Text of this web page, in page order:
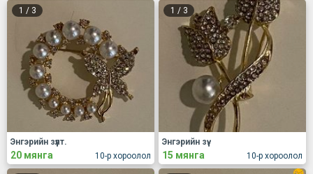
1 / 3
10-р хороолол
Энгэрийн зүүлт.
20 мянга
1 / 3
10-р хороолол
Энгэрийн зүү.
15 мянга